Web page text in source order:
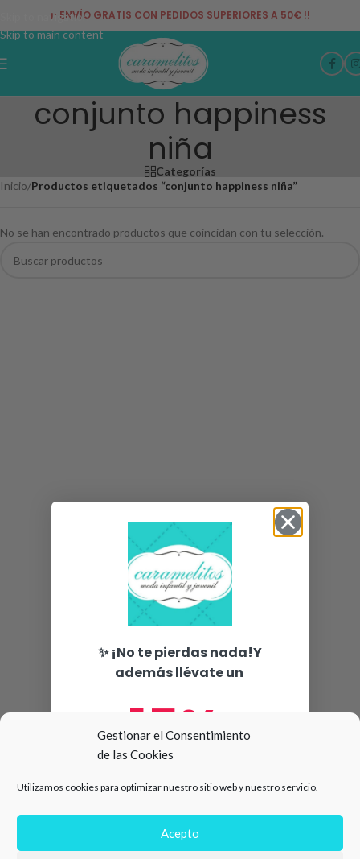
Gestionar el Consentimiento
de las Cookies
Utilizamos cookies para optimizar nuestro sitio web y nuestro servicio.
Acepto
Skip to navigation
Skip to main content
¡¡ ENVÍO GRATIS CON PEDIDOS SUPERIORES A 50€ !!
conjunto happiness
niña
Categorías
Inicio/Productos etiquetados “conjunto happiness niña”
No se han encontrado productos que coincidan con tu selección.
✨ ¡No te pierdas nada!Y
además llévate un
15%
compra 🛍️
Número de teléfono